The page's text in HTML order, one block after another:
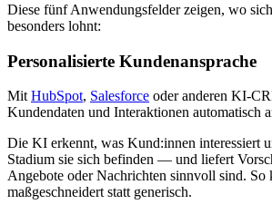
Diese fünf Anwendungsfelder zeigen, wo
besonders lohnt:
Personalisierte Kundenansprache
Mit HubSpot, Salesforce oder anderen KI-
Kundendaten und Interaktionen automatisch
Die KI erkennt, was Kund:innen interessiert
Stadium sie sich befinden — und liefert
Angebote oder Nachrichten sinnvoll sind. So
maßgeschneidert statt generisch.